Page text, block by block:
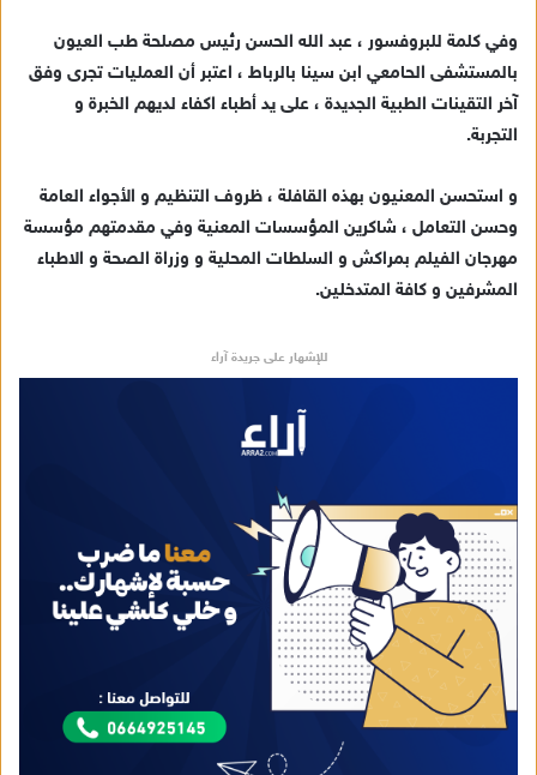
وفي كلمة للبروفسور ، عبد الله الحسن رئيس مصلحة طب العيون
بالمستشفى الحامعي ابن سينا بالرباط ، اعتبر أن العمليات تجرى وفق
آخر التقينات الطبية الجديدة ، على يد أطباء اكفاء لديهم الخبرة و
التجربة.
و استحسن المعنيون بهذه القافلة ، ظروف التنظيم و الأجواء العامة
وحسن التعامل ، شاكرين المؤسسات المعنية وفي مقدمتهم مؤسسة
مهرجان الفيلم بمراكش و السلطات المحلية و وزراة الصحة و الاطباء
المشرفين و كافة المتدخلين.
للإشهار على جريدة آراء